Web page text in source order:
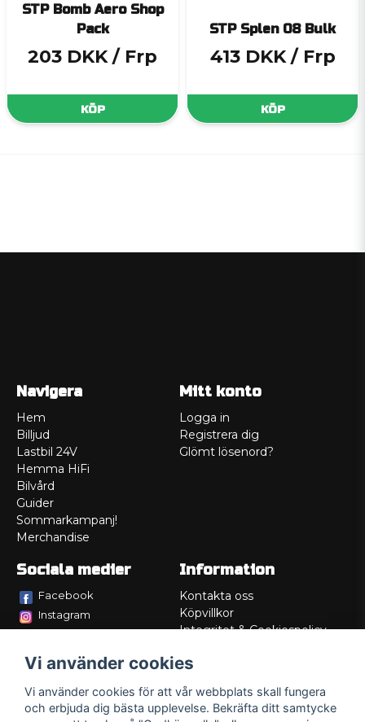
STP Bomb Aero Shop
Pack
203 DKK / Frp
KÖP
STP Splen 08 Bulk
413 DKK / Frp
KÖP
Navigera
Hem
Billjud
Lastbil 24V
Hemma HiFi
Bilvård
Guider
Sommarkampanj!
Merchandise
Mitt konto
Logga in
Registrera dig
Glömt lösenord?
Sociala medier
Facebook
Instagram
Information
Kontakta oss
Köpvillkor
Integritet & Cookiespolicy
Service/Garanti
Lådritning
Om oss
Vi använder cookies
Vi använder cookies för att vår webbplats skall fungera
och erbjuda dig bästa upplevelse. Bekräfta ditt samtycke